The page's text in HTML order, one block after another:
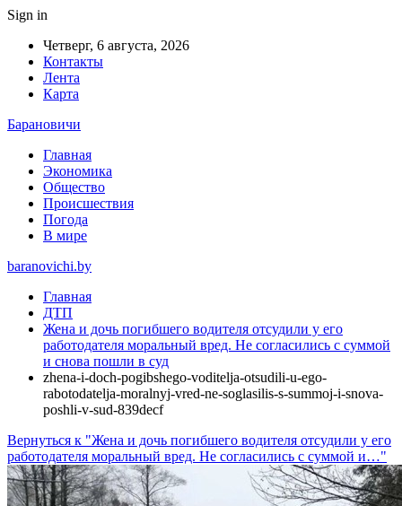
Sign in
Четверг, 6 августа, 2026
Контакты
Лента
Карта
Барановичи
Главная
Экономика
Общество
Происшествия
Погода
В мире
baranovichi.by
Главная
ДТП
Жена и дочь погибшего водителя отсудили у его
работодателя моральный вред. Не согласились с суммой
и снова пошли в суд
zhena-i-doch-pogibshego-voditelja-otsudili-u-ego-
rabotodatelja-moralnyj-vred-ne-soglasilis-s-summoj-i-snova-
poshli-v-sud-839decf
Вернуться к "Жена и дочь погибшего водителя отсудили у его
работодателя моральный вред. Не согласились с суммой и…"